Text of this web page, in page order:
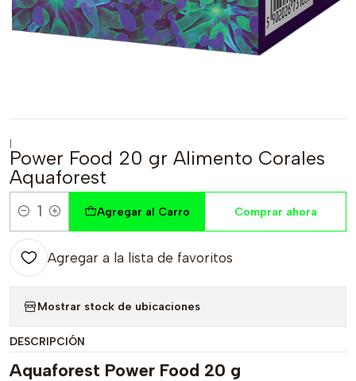
|
Power Food 20 gr Alimento Corales
Aquaforest
Cantidad
Agregar al Carro Comprar ahora
Agregar a la lista de favoritos
Mostrar stock de ubicaciones
DESCRIPCIÓN
Aquaforest Power Food 20 g